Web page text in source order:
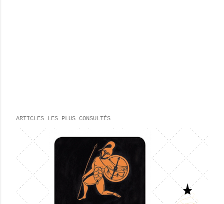
ARTICLES LES PLUS CONSULTÉS